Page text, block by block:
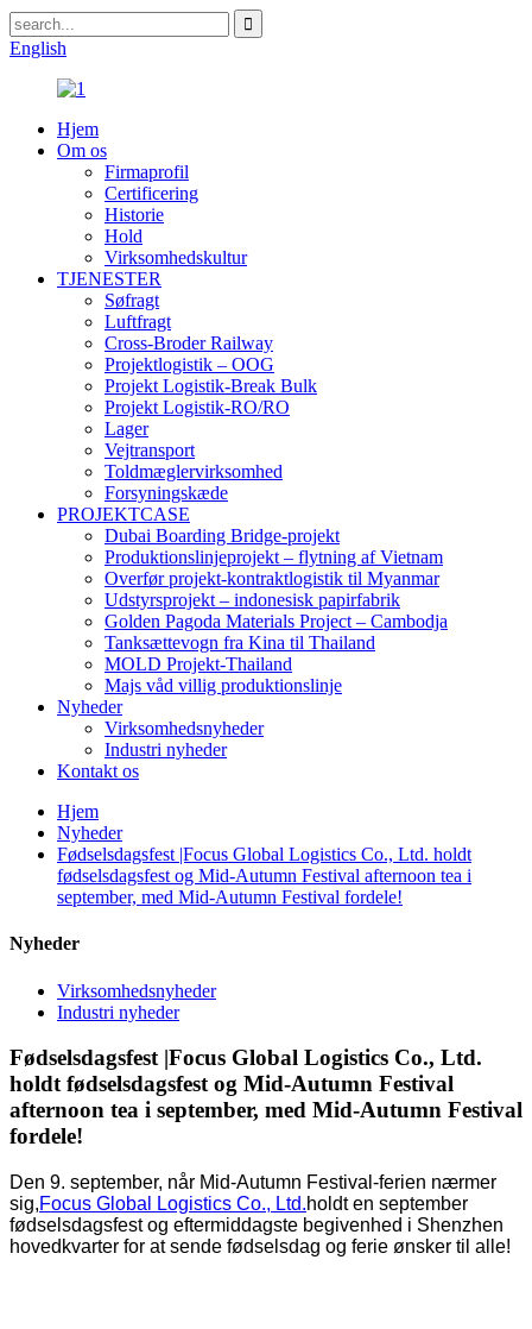
English
Hjem
Om os
Firmaprofil
Certificering
Historie
Hold
Virksomhedskultur
TJENESTER
Søfragt
Luftfragt
Cross-Broder Railway
Projektlogistik – OOG
Projekt Logistik-Break Bulk
Projekt Logistik-RO/RO
Lager
Vejtransport
Toldmæglervirksomhed
Forsyningskæde
PROJEKTCASE
Dubai Boarding Bridge-projekt
Produktionslinjeprojekt – flytning af Vietnam
Overfør projekt-kontraktlogistik til Myanmar
Udstyrsprojekt – indonesisk papirfabrik
Golden Pagoda Materials Project – Cambodja
Tanksættevogn fra Kina til Thailand
MOLD Projekt-Thailand
Majs våd villig produktionslinje
Nyheder
Virksomhedsnyheder
Industri nyheder
Kontakt os
Hjem
Nyheder
Fødselsdagsfest |Focus Global Logistics Co., Ltd. holdt
fødselsdagsfest og Mid-Autumn Festival afternoon tea i
september, med Mid-Autumn Festival fordele!
Nyheder
Virksomhedsnyheder
Industri nyheder
Fødselsdagsfest |Focus Global Logistics Co., Ltd.
holdt fødselsdagsfest og Mid-Autumn Festival
afternoon tea i september, med Mid-Autumn Festival
fordele!
Den 9. september, når Mid-Autumn Festival-ferien nærmer
sig,Focus Global Logistics Co., Ltd.holdt en september
fødselsdagsfest og eftermiddagste begivenhed i Shenzhen
hovedkvarter for at sende fødselsdag og ferie ønsker til alle!